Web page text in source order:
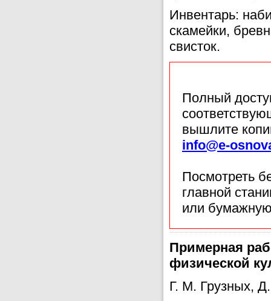
Инвентарь:
скамейки,
свисток.
Полный
вышлите
info@e-
Посмотреть
главной
или
Примерная
физической
Г. М. Грузных,